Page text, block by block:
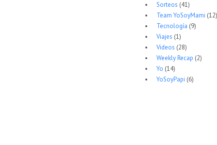
Sorteos (41)
Team YoSoyMami (12)
Tecnología (9)
Viajes (1)
Videos (28)
Weekly Recap (2)
Yo (14)
YoSoyPapi (6)